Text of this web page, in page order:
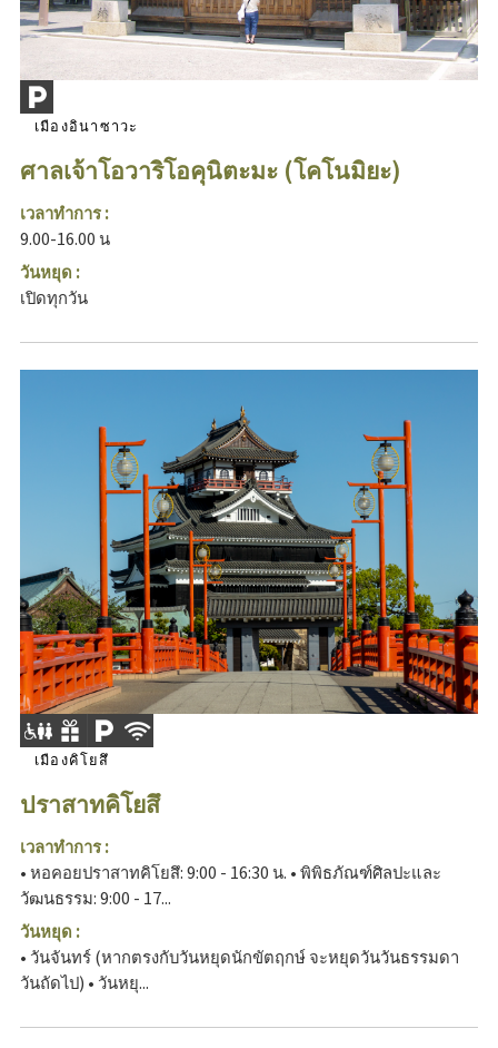
เมืองอินาซาวะ
ศาลเจ้าโอวาริโอคุนิตะมะ (โคโนมิยะ)
เวลาทำการ :
9.00-16.00 น
วันหยุด :
เปิดทุกวัน
เมืองคิโยสึ
ปราสาทคิโยสึ
เวลาทำการ :
• หอคอยปราสาทคิโยสึ: 9:00 - 16:30 น. • พิพิธภัณฑ์ศิลปะและ
วัฒนธรรม: 9:00 - 17...
วันหยุด :
• วันจันทร์ (หากตรงกับวันหยุดนักขัตฤกษ์ จะหยุดวันวันธรรมดา
วันถัดไป) • วันหยุ...